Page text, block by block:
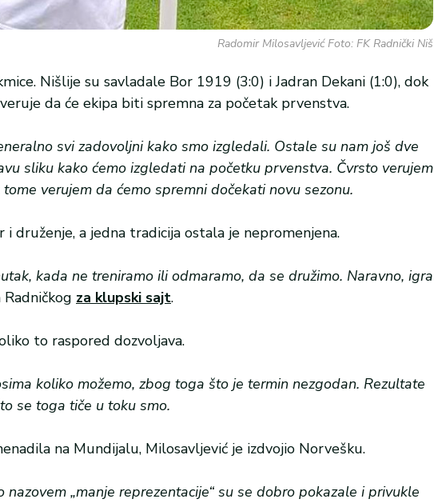
Radomir Milosavljević Foto: FK Radnički Niš
Nišlije su savladale Bor 1919 (3:0) i Jadran Dekani (1:0), dok
da će ekipa biti spremna za početak prvenstva.
svi zadovoljni kako smo izgledali. Ostale su nam još dve
sliku kako ćemo izgledati na početku prvenstva. Čvrsto verujem
verujem da ćemo spremni dočekati novu sezonu.
druženje, a jedna tradicija ostala je nepromenjena.
kada ne treniramo ili odmaramo, da se družimo. Naravno, igra
za klupski sajt.
to raspored dozvoljava.
koliko možemo, zbog toga što je termin nezgodan. Rezultate
se toga tiče u toku smo.
na Mundijalu, Milosavljević je izdvojio Norvešku.
„manje reprezentacije“ su se dobro pokazale i privukle